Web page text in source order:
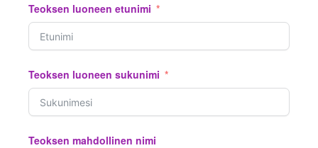
Teoksen luoneen etunimi
Teoksen luoneen sukunimi
Teoksen mahdollinen nimi